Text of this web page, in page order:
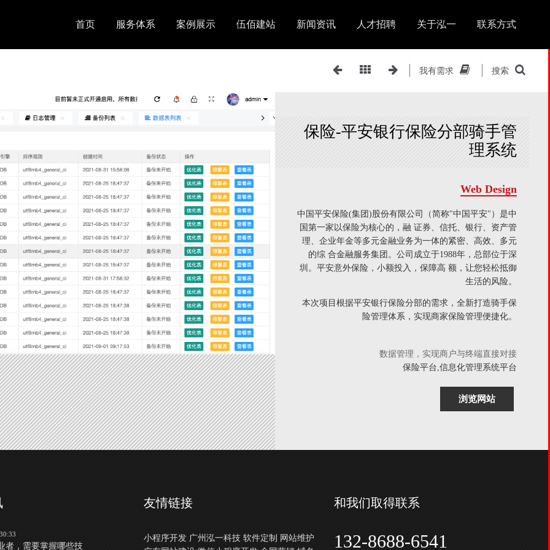
首页 服务体系 案例展示 伍佰建站 新闻资讯 人才招聘 关于泓一 联系方式
我有需求 搜索
保险-平安银行保险分部骑手管
理系统
Web Design
中国平安保险(集团)股份有限公司（简称"中国平安"）是中
国第一家以保险为核心的，融 证券、信托、银行、资产管
理、企业年金等多元金融业务为一体的紧密、高效、多元
的综 合金融服务集团。公司成立于1988年，总部位于深
圳。平安意外保险，小额投入，保障高 额，让您轻松抵御
生活的风险。
本次项目根据平安银行保险分部的需求，全新打造骑手保
险管理体系，实现商家保险管理便捷化。
数据管理，实现商户与终端直接对接
保险平台,信息化管理系统平台
浏览网站
者，需要掌握哪些技
友情链接
小程序开发 广州泓一科技 软件定制 网站维护
和我们取得联系
132-8688-6541